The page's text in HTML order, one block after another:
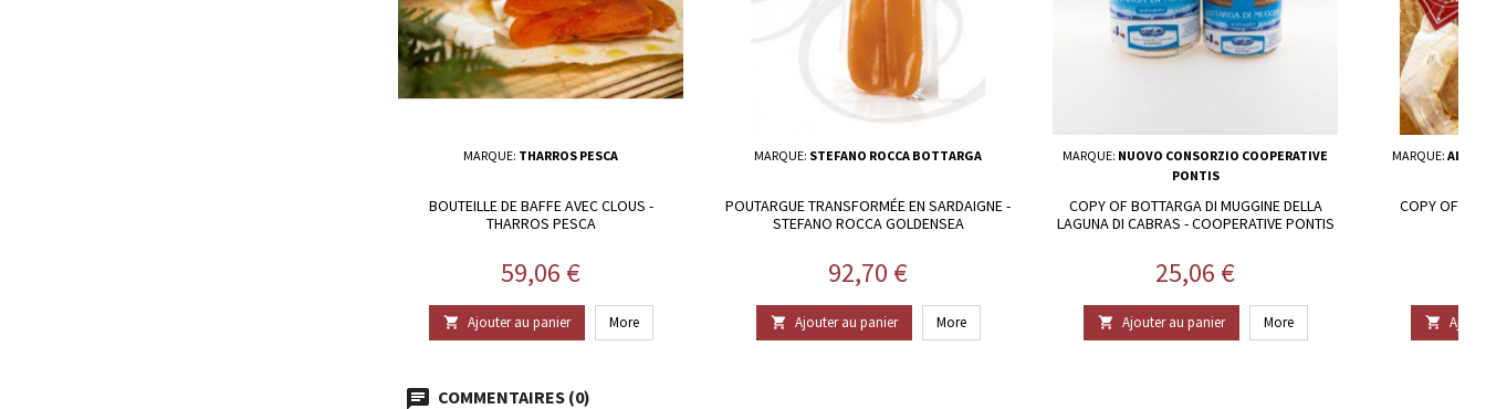
MARQUE: THARROS PESCA
BOUTEILLE DE BAFFE AVEC CLOUS -
THARROS PESCA
Prix
59,06 €
 Ajouter au panier More
MARQUE: STEFANO ROCCA BOTTARGA
POUTARGUE TRANSFORMÉE EN SARDAIGNE -
STEFANO ROCCA GOLDENSEA
Prix
92,70 €
 Ajouter au panier More
MARQUE: NUOVO CONSORZIO COOPERATIVE
PONTIS
COPY OF BOTTARGA DI MUGGINE DELLA
LAGUNA DI CABRAS - COOPERATIVE PONTIS
Prix
25,06 €
 Ajouter au panier More
MARQUE:
COPY OF

COMMENTAIRES (0)